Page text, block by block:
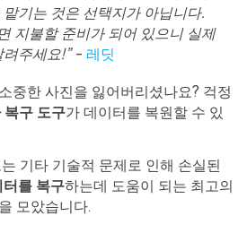
기는 것은 선택지가 아닙니다.
지불할 준비가 되어 있으니 실제
려주세요! - 레딧
중한 사진을 잃어버리셨나요? 걱정
복구 도구가 데이터를 복원할 수 있
기타 기술적 문제로 인해 손실된
를 복구하는데 도움이 되는 최고의
을 모았습니다.